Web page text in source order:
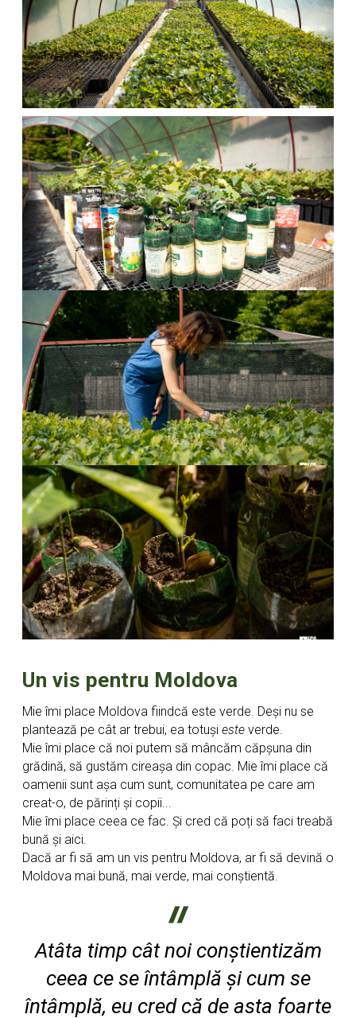
Un vis pentru Moldova
Mie îmi place Moldova fiindcă este verde. Deși nu se
plantează pe cât ar trebui, ea totuși este verde.
Mie îmi place că noi putem să mâncăm căpșuna din
grădină, să gustăm cireașa din copac. Mie îmi place că
oamenii sunt așa cum sunt, comunitatea pe care am
creat-o, de părinți și copii...
Mie îmi place ceea ce fac. Și cred că poți să faci treabă
bună și aici.
Dacă ar fi să am un vis pentru Moldova, ar fi să devină o
Moldova mai bună, mai verde, mai conștientă.
Atâta timp cât noi conștientizăm
ceea ce se întâmplă și cum se
întâmplă, eu cred că de asta foarte